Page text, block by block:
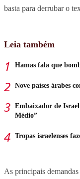
basta para derrubar o
Leia também
Hamas fala que
Nove países árabes
Embaixador de
Médio”
Tropas israelenses
As principais